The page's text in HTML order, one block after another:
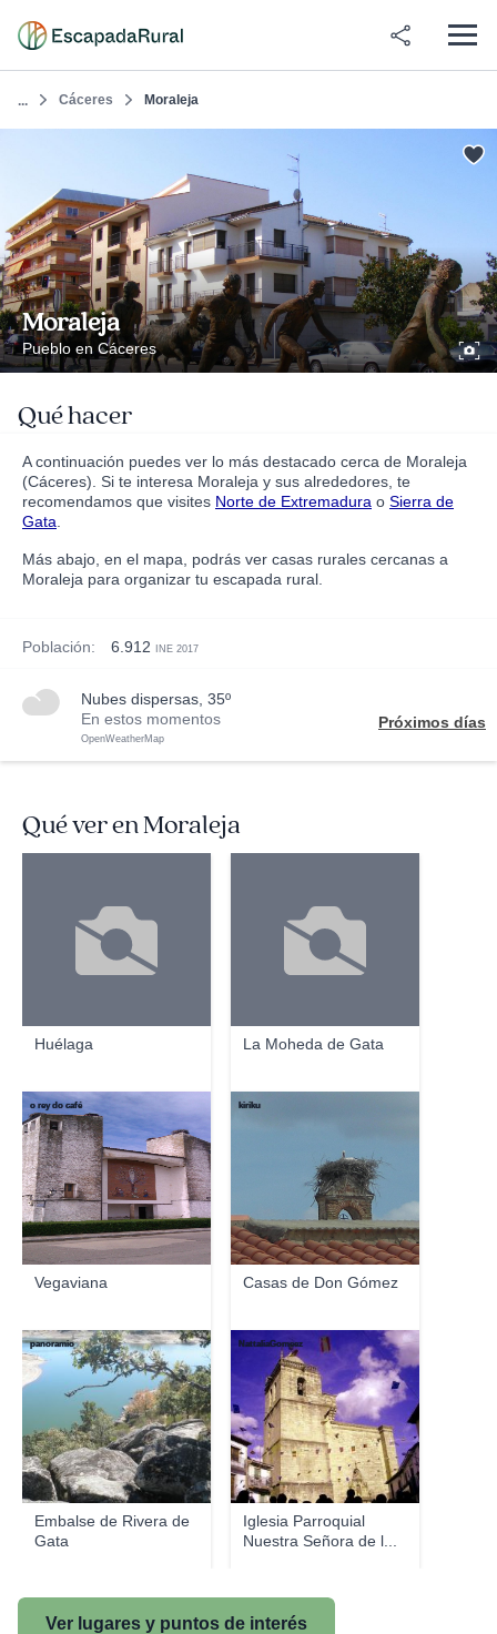
... Cáceres Moraleja
Moraleja
Pueblo en Cáceres
Qué hacer
A continuación puedes ver lo más destacado cerca de Moraleja
(Cáceres). Si te interesa Moraleja y sus alrededores, te
recomendamos que visites Norte de Extremadura o Sierra de
Gata
Más abajo, en el mapa, podrás ver casas rurales cercanas a
Moraleja para organizar tu escapada rural.
Población: 6.912 INE 2017
nubes dispersas, 35º
En estos momentos
OpenWeatherMap
Próximos días
Qué ver en Moraleja
Huélaga La Moheda de Gata
Vegaviana
o rey do café
Casas de Don Gómez
kiriku
Embalse de Rivera de
Gata
panoramio
Iglesia Parroquial
Nuestra Señora de l...
NattaliaGomeez
Ver lugares y puntos de interés